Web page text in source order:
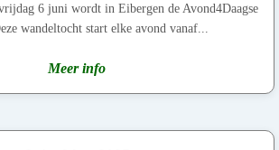
6 juni wordt in Eibergen de Avond4Daagse
wandeltocht start elke avond vanaf...
Meer info